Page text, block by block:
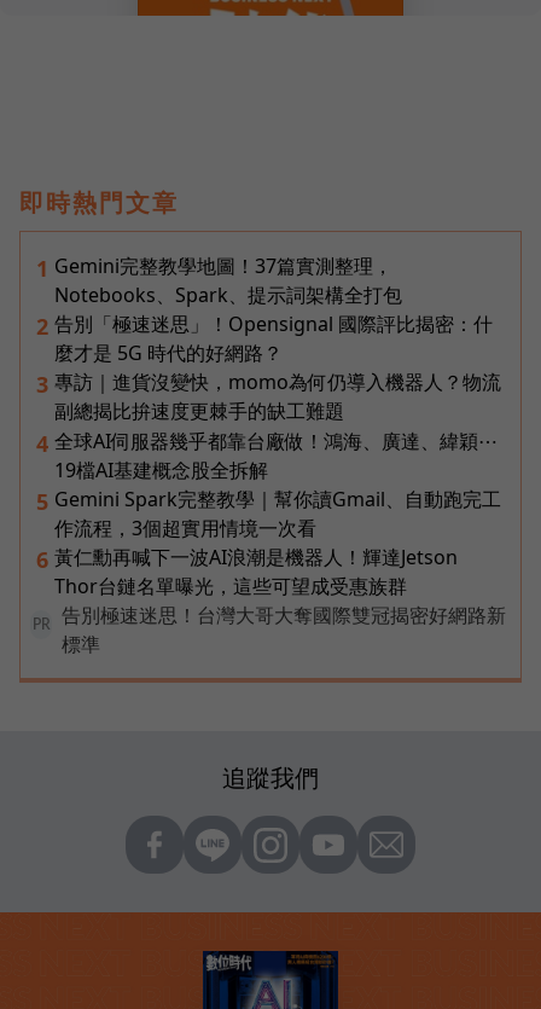
即時熱門文章
1 Gemini完整教學地圖！37篇實測整理，
Notebooks、Spark、提示詞架構全打包
2 告別「極速迷思」！Opensignal 國際評比揭密：什
麼才是 5G 時代的好網路？
3 專訪｜進貨沒變快，momo為何仍導入機器人？物流
副總揭比拚速度更棘手的缺工難題
4 全球AI伺服器幾乎都靠台廠做！鴻海、廣達、緯穎⋯
19檔AI基建概念股全拆解
5 Gemini Spark完整教學｜幫你讀Gmail、自動跑完工
作流程，3個超實用情境一次看
6 黃仁勳再喊下一波AI浪潮是機器人！輝達Jetson
Thor台鏈名單曝光，這些可望成受惠族群
PR
告別極速迷思！台灣大哥大奪國際雙冠揭密好網路新
標準
追蹤我們